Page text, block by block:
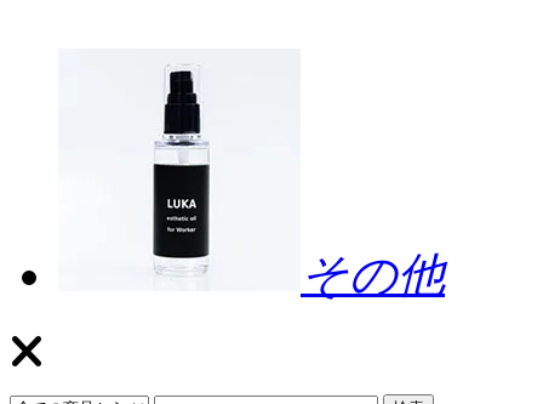
その他